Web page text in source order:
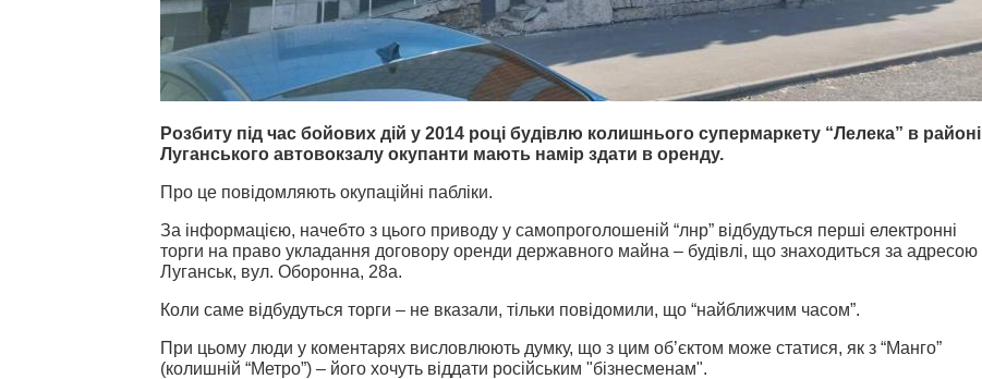
Розбиту під час бойових дій у 2014 році будівлю колишнього супермаркету “Лелека” в районі
Луганського автовокзалу окупанти мають намір здати в оренду.
Про це повідомляють окупаційні пабліки.
За інформацією, начебто з цього приводу у самопроголошеній “лнр” відбудуться перші електронні
торги на право укладання договору оренди державного майна – будівлі, що знаходиться за адресою
Луганськ, вул. Оборонна, 28а.
Коли саме відбудуться торги – не вказали, тільки повідомили, що “найближчим часом”.
При цьому люди у коментарях висловлюють думку, що з цим об’єктом може статися, як з “Манго”
(колишній “Метро”) – його хочуть віддати російським "бізнесменам".